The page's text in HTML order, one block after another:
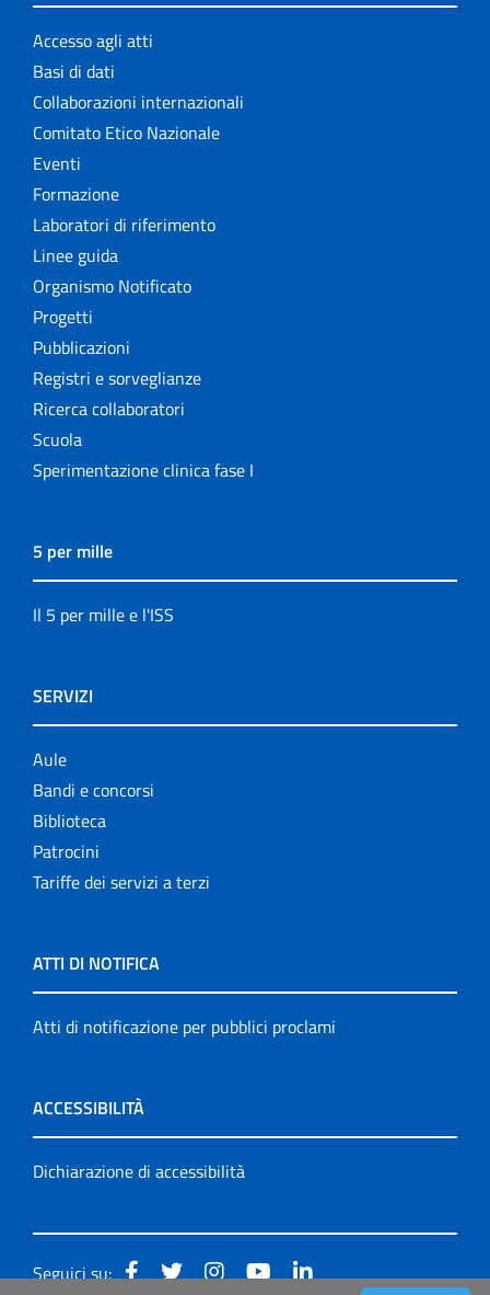
Accesso agli atti
Basi di dati
Collaborazioni internazionali
Comitato Etico Nazionale
Eventi
Formazione
Laboratori di riferimento
Linee guida
Organismo Notificato
Progetti
Pubblicazioni
Registri e sorveglianze
Ricerca collaboratori
Scuola
Sperimentazione clinica fase I
5 per mille
Il 5 per mille e l'ISS
SERVIZI
Aule
Bandi e concorsi
Biblioteca
Patrocini
Tariffe dei servizi a terzi
ATTI DI NOTIFICA
Atti di notificazione per pubblici proclami
ACCESSIBILITÀ
Dichiarazione di accessibilità
Seguici su: